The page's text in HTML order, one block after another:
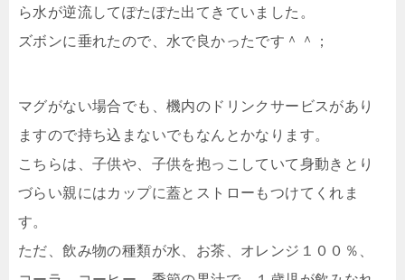
ら水が逆流してぽたぽた出てきていました。
ズボンに垂れたので、水で良かったです＾＾；
マグがない場合でも、機内のドリンクサービスがあり
ますので持ち込まないでもなんとかなります。
こちらは、子供や、子供を抱っこしていて身動きとり
づらい親にはカップに蓋とストローもつけてくれま
す。
ただ、飲み物の種類が水、お茶、オレンジ１００％、